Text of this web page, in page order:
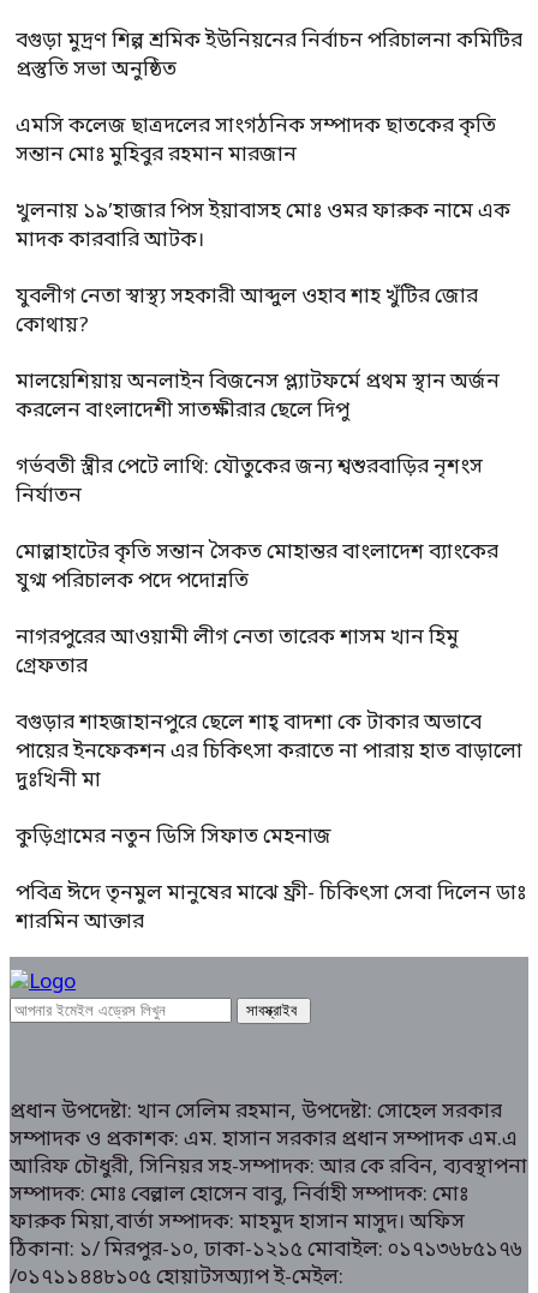
বগুড়া মুদ্রণ শিল্প শ্রমিক ইউনিয়নের নির্বাচন পরিচালনা কমিটির
প্রস্তুতি সভা অনুষ্ঠিত
এমসি কলেজ ছাত্রদলের সাংগঠনিক সম্পাদক ছাতকের কৃতি
সন্তান মোঃ মুহিবুর রহমান মারজান
খুলনায় ১৯’হাজার পিস ইয়াবাসহ মোঃ ওমর ফারুক নামে এক
মাদক কারবারি আটক।
যুবলীগ নেতা স্বাস্থ্য সহকারী আব্দুল ওহাব শাহ খুঁটির জোর
কোথায়?
মালয়েশিয়ায় অনলাইন বিজনেস প্ল্যাটফর্মে প্রথম স্থান অর্জন
করলেন বাংলাদেশী সাতক্ষীরার ছেলে দিপু
গর্ভবতী স্ত্রীর পেটে লাথি: যৌতুকের জন্য শ্বশুরবাড়ির নৃশংস
নির্যাতন
মোল্লাহাটের কৃতি সন্তান সৈকত মোহান্তর বাংলাদেশ ব্যাংকের
যুগ্ম পরিচালক পদে পদোন্নতি
নাগরপুরের আওয়ামী লীগ নেতা তারেক শাসম খান হিমু
গ্রেফতার
বগুড়ার শাহজাহানপুরে ছেলে শাহ্ বাদশা কে টাকার অভাবে
পায়ের ইনফেকশন এর চিকিৎসা করাতে না পারায় হাত বাড়ালো
দুঃখিনী মা
কুড়িগ্রামের নতুন ডিসি সিফাত মেহনাজ
পবিত্র ঈদে তৃনমুল মানুষের মাঝে ফ্রী- চিকিৎসা সেবা দিলেন ডাঃ
শারমিন আক্তার
প্রধান উপদেষ্টা: খান সেলিম রহমান, উপদেষ্টা: সোহেল সরকার
সম্পাদক ও প্রকাশক: এম. হাসান সরকার প্রধান সম্পাদক এম.এ
আরিফ চৌধুরী, সিনিয়র সহ-সম্পাদক: আর কে রবিন, ব্যবস্থাপনা
সম্পাদক: মোঃ বেল্লাল হোসেন বাবু, নির্বাহী সম্পাদক: মোঃ
ফারুক মিয়া,বার্তা সম্পাদক: মাহমুদ হাসান মাসুদ। অফিস
ঠিকানা: ১/ মিরপুর-১০, ঢাকা-১২১৫ মোবাইল: ০১৭১৩৬৮৫১৭৬
/০১৭১১৪৪৮১০৫ হোয়াটসঅ্যাপ ই-মেইল: